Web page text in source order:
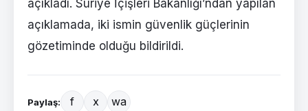
açıkladı. Suriye İçişleri Bakanlığı’ndan yapılan
açıklamada, iki ismin güvenlik güçlerinin
gözetiminde olduğu bildirildi.
Paylaş: f x wa